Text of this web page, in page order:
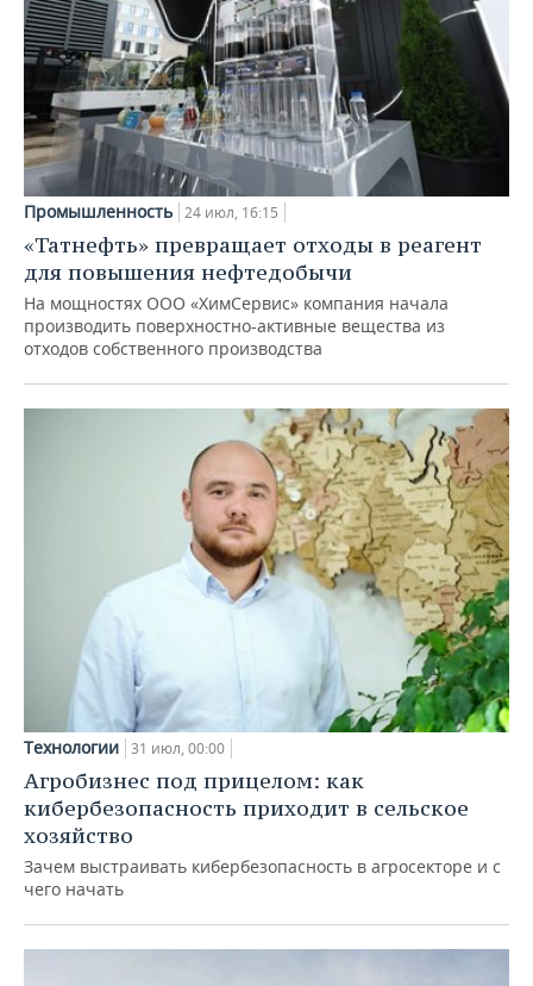
Промышленность 24 июл, 16:15
«Татнефть» превращает отходы в реагент
для повышения нефтедобычи
На мощностях ООО «ХимСервис» компания начала
производить поверхностно-активные вещества из
отходов собственного производства
Технологии 31 июл, 00:00
Агробизнес под прицелом: как
кибербезопасность приходит в сельское
хозяйство
Зачем выстраивать кибербезопасность в агросекторе и с
чего начать